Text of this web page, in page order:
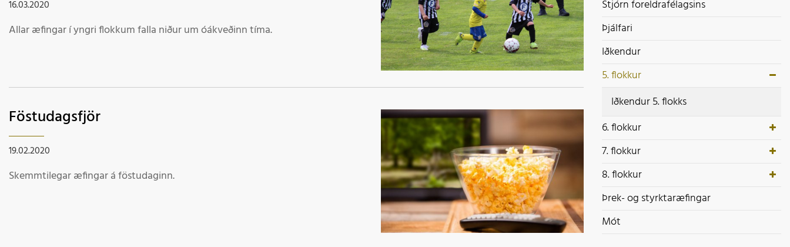
Mót
16.03.2020
Allar æfingar í yngri flokkum falla niður um óákveðinn tíma.
Föstudagsfjör
19.02.2020
Skemmtilegar æfingar á föstudaginn.
Stjórn foreldrafélagsins
Þjálfari
Iðkendur
5. flokkur
Iðkendur 5. flokks
6. flokkur
7. flokkur
8. flokkur
Þrek- og styrktaræfingar
Mót